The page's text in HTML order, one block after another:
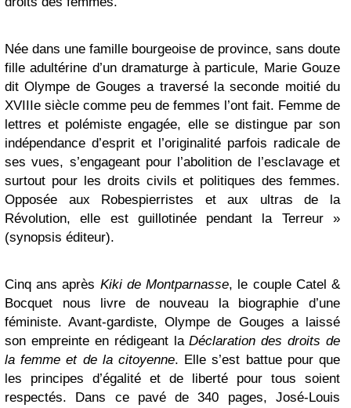
Née dans une famille bourgeoise de province, sans doute
fille adultérine d’un dramaturge à particule, Marie Gouze
dit Olympe de Gouges a traversé la seconde moitié du
XVIIIe siècle comme peu de femmes l’ont fait. Femme de
lettres et polémiste engagée, elle se distingue par son
indépendance d’esprit et l’originalité parfois radicale de
ses vues, s’engageant pour l’abolition de l’esclavage et
surtout pour les droits civils et politiques des femmes.
Opposée aux Robespierristes et aux ultras de la
Révolution, elle est guillotinée pendant la Terreur »
(synopsis éditeur).
Cinq ans après Kiki de Montparnasse, le couple Catel &
Bocquet nous livre de nouveau la biographie d’une
féministe. Avant-gardiste, Olympe de Gouges a laissé
son empreinte en rédigeant laDéclaration des droits de
la femme et de la citoyenne. Elle s’est battue pour que
les principes d’égalité et de liberté pour tous soient
respectés. Dans ce pavé de 340 pages, José-Louis